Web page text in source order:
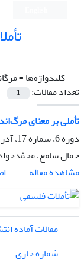
کلیدواژه‌ها =
تعداد مقالات:
1
تأملی بر معنای
دوره 6، شماره 17، آذر 1395، صفحه
جمال سامع،
مشاهده مقاله
مقالات آماده
شماره جاری